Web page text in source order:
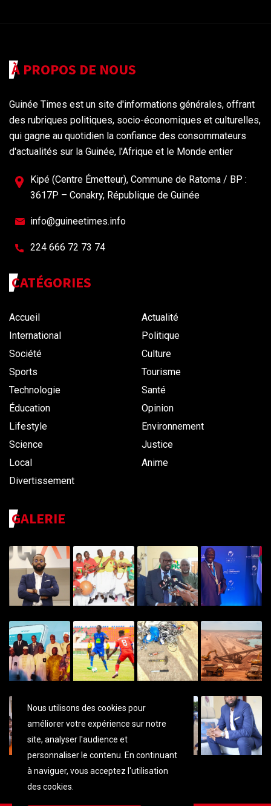
À PROPOS DE NOUS
Guinée Times est un site d'informations générales, offrant
des rubriques politiques, socio-économiques et culturelles,
qui gagne au quotidien la confiance des consommateurs
d'actualités sur la Guinée, l'Afrique et le Monde entier
Kipé (Centre Émetteur), Commune de Ratoma / BP :
3617P – Conakry, République de Guinée
info@guineetimes.info
224 666 72 73 74
CATÉGORIES
Accueil
Actualité
International
Politique
Société
Culture
Sports
Tourisme
Technologie
Santé
Éducation
Opinion
Lifestyle
Environnement
Science
Justice
Local
Anime
Divertissement
GALERIE
Nous utilisons des cookies pour
améliorer votre expérience sur notre
site, analyser l'audience et
personnaliser le contenu. En continuant
à naviguer, vous acceptez l'utilisation
des cookies.